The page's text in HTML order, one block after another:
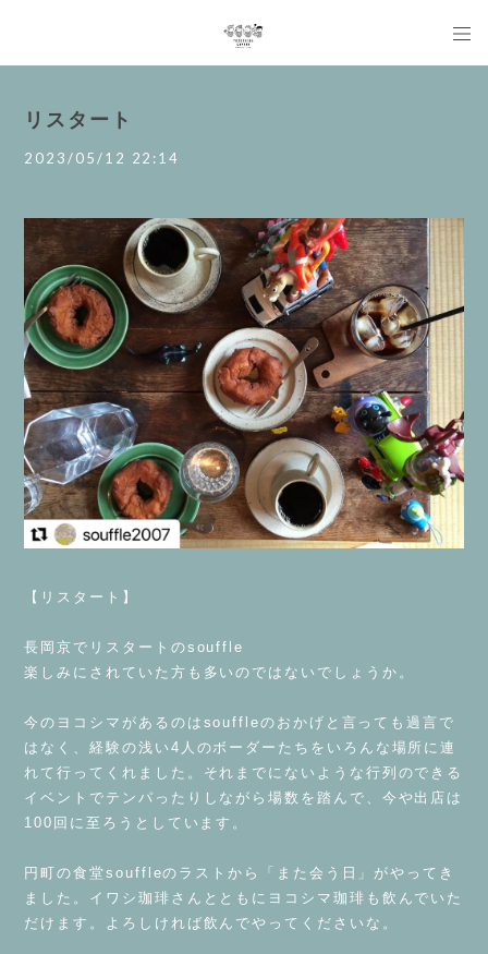
リスタート
2023/05/12 22:14
【リスタート】
長岡京でリスタートのsouffle
楽しみにされていた方も多いのではないでしょうか。
今のヨコシマがあるのはsouffleのおかげと言っても過言で
はなく、経験の浅い4人のボーダーたちをいろんな場所に連
れて行ってくれました。それまでにないような行列のできる
イベントでテンパったりしながら場数を踏んで、今や出店は
100回に至ろうとしています。
円町の食堂souffleのラストから「また会う日」がやってき
ました。イワシ珈琲さんとともにヨコシマ珈琲も飲んでいた
だけます。よろしければ飲んでやってくださいな。